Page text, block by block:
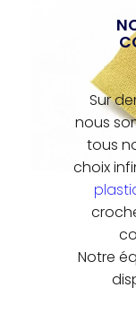
Sur
nous
tous
choix
Notre